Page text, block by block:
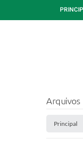
Arquivos
Principal